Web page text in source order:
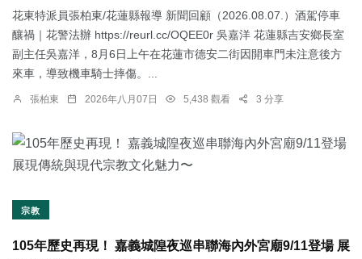
花東特派員張柏東/花蓮縣報導 新聞回顧（2026.08.07.）酒駕停車
釀禍｜花警法辦 https://reurl.cc/OQEE0r 吳嘉洋 花蓮縣吉安鄉長室
副主任吳嘉洋，8月6日上午在花蓮市德安二街因開車門未注意後方
來車，導致機車騎士摔傷。...
張柏東 2026年八月07日 5,438 觀看 3 分享
宗教
105年歷史再現！ 嘉義城隍夜巡串聯海內外宮廟9/11登場 展